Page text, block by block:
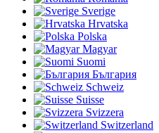
Sverige
Hrvatska
Polska
Magyar
Suomi
България
Schweiz
Suisse
Svizzera
Switzerland